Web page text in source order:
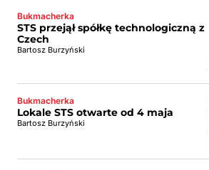
Bukmacherka
STS przejął spółkę technologiczną z
Czech
Bartosz Burzyński
Bukmacherka
Lokale STS otwarte od 4 maja
Bartosz Burzyński